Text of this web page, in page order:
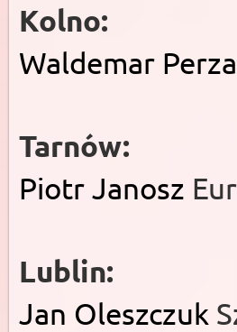
Kolno:
Waldemar
Tarnów:
Piotr Janosz
Lublin:
Jan Oleszczuk